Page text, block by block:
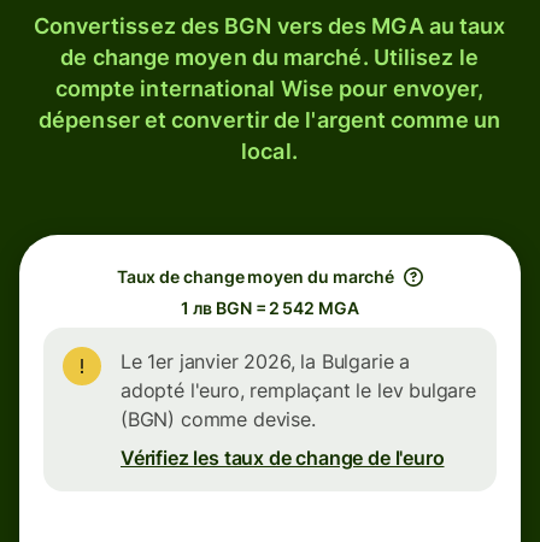
Convertissez des BGN vers des MGA au taux
de change moyen du marché. Utilisez le
compte international Wise pour envoyer,
dépenser et convertir de l'argent comme un
local.
Taux de change moyen du marché
1 лв BGN = 2 542 MGA
Le 1er janvier 2026, la Bulgarie a
adopté l'euro, remplaçant le lev bulgare
(BGN) comme devise.
Vérifiez les taux de change de l'euro